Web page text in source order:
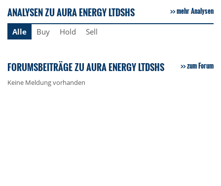
ANALYSEN ZU AURA ENERGY LTDSHS mehr Analysen
Alle Buy Hold Sell
FORUMSBEITRÄGE ZU AURA ENERGY LTDSHS zum Forum
Keine Meldung vorhanden